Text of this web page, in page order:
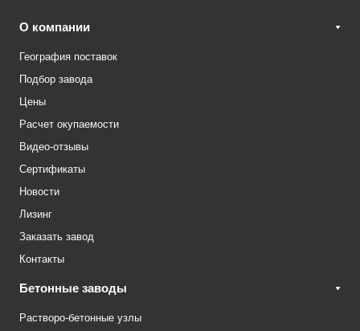
О компании
География поставок
Подбор завода
Цены
Расчет окупаемости
Видео-отзывы
Сертификаты
Новости
Лизинг
Заказать завод
Контакты
Бетонные заводы
Растворо-бетонные узлы